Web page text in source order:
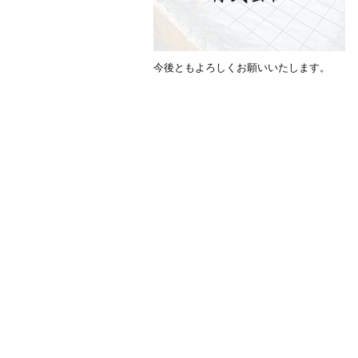
今後ともよろしくお願いいたします。